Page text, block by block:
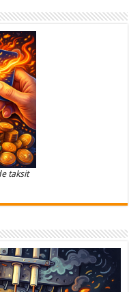
taksit